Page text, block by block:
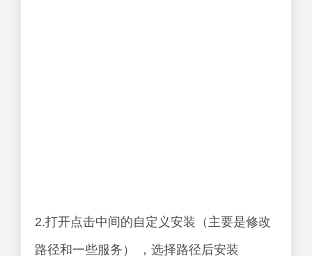
2.打开点击中间的自定义安装（主要是修改
路径和一些服务） ，选择路径后安装